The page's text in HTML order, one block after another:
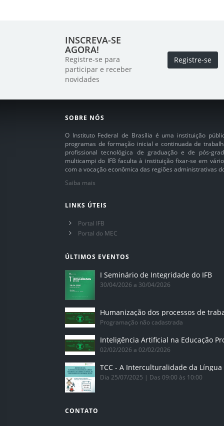
INSCREVA-SE
AGORA!
Registre-se para
participar e receber
novidades
Registre-se
SOBRE NÓS
O Instituto Federal de Brasília é uma instituição
programas de formação inicial e continuada de
profissional tecnológica de graduação e de pós-
multicampi do IFB faculta à instituição fixar-se em
com a vocação econômica das regiões administrativas
Saiba mais
LINKS ÚTEIS
Portal IFB
Portal do MEC
ÚLTIMOS EVENTOS
I Seminário de Integridade do IFB
30/04/2026 a 30/04/2026
Humanização dos processos de
Programação não cadastrada
02/02/2026 a 02/02/2026
Dia 25/07/2025 | Das 09:00 às 10:00
CONTATO